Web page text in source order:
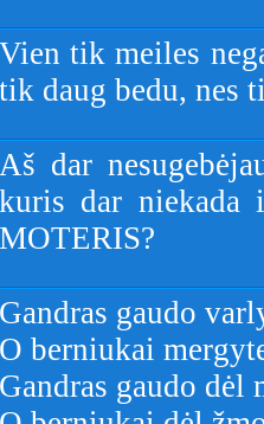
Vien tik meiles
tik daug bedu, nes
Aš dar
kuris dar niekada
MOTERIS?
Gandras gaudo
O berniukai
Gandras gaudo dėl